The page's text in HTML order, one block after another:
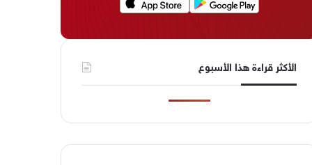
الأكثر قراءة هذا الأسبوع